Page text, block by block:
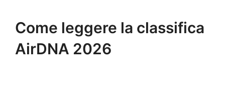
Come leggere la classifica
AirDNA 2026